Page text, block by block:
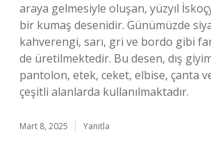
araya gelmesiyle oluşan, yüzyıl
bir kumaş desenidir. Günümüzde
kahverengi, sarı, gri ve bordo gibi
de üretilmektedir. Bu desen, dış
pantolon, etek, ceket, elbise, çanta
çeşitli alanlarda kullanılmaktadır.
Mart 8, 2025 Yanıtla